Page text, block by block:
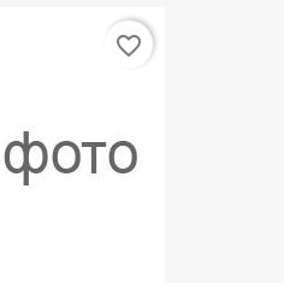
favorite_border